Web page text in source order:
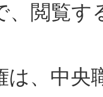
、閲覧
、中央